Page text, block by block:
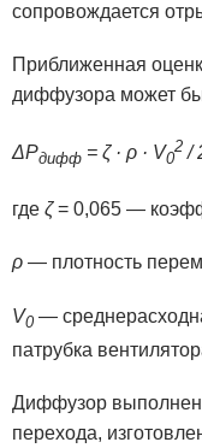
сопровождается
Приближенная
диффузора может
ΔPдифф = ζ · ρ · V0
2 /
где ζ= 0,065 —
ρ — плотность
V0 —
патрубка
Диффузор выполнен
перехода,